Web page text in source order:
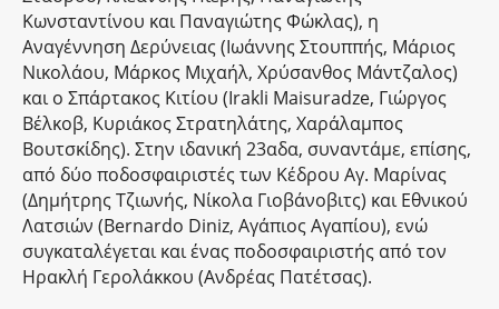
Κωνσταντίνου και Παναγιώτης Φώκλας), η
Αναγέννηση Δερύνειας (Ιωάννης Στουππής, Μάριος
Νικολάου, Μάρκος Μιχαήλ, Χρύσανθος Μάντζαλος)
και ο Σπάρτακος Κιτίου (Irakli Maisuradze, Γιώργος
Βέλκοβ, Κυριάκος Στρατηλάτης, Χαράλαμπος
Βουτσκίδης). Στην ιδανική 23αδα, συναντάμε, επίσης,
από δύο ποδοσφαιριστές των Κέδρου Αγ. Μαρίνας
(Δημήτρης Τζιωνής, Νίκολα Γιοβάνοβιτς) και Εθνικού
Λατσιών (Bernardo Diniz, Αγάπιος Αγαπίου), ενώ
συγκαταλέγεται και ένας ποδοσφαιριστής από τον
Ηρακλή Γερολάκκου (Ανδρέας Πατέτσας).